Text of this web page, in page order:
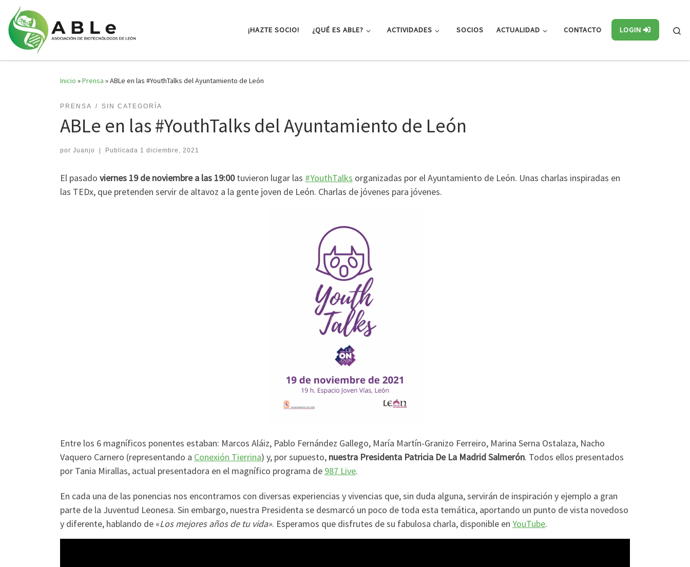
Saltar al contenido
¡HAZTE SOCIO! ¿QUÉ ES ABLE? ACTIVIDADES SOCIOS ACTUALIDAD CONTACTO LOGIN
Inicio »Prensa »ABLe en las #YouthTalks del Ayuntamiento de León
PRENSA SIN CATEGORÍA
ABLe en las #YouthTalks del Ayuntamiento de León
por Juanjo Publicada 1 diciembre, 2021
El pasado viernes 19 de noviembre a las 19:00tuvieron lugar las #YouthTalks organizadas por el Ayuntamiento de León. Unas charlas inspiradas en
las TEDx, que pretenden servir de altavoz a la gente joven de León. Charlas de jóvenes para jóvenes.
Entre los 6 magníficos ponentes estaban: Marcos Aláiz, Pablo Fernández Gallego, María Martín-Granizo Ferreiro, Marina Serna Ostalaza, Nacho
Vaquero Carnero (representando a Conexión Tierrina) y, por supuesto, nuestra Presidenta Patricia De La Madrid Salmerón. Todos ellos presentados
por Tania Mirallas, actual presentadora en el magnífico programa de 987 Live.
En cada una de las ponencias nos encontramos con diversas experiencias y vivencias que, sin duda alguna, servirán de inspiración y ejemplo a gran
parte de la Juventud Leonesa. Sin embargo, nuestra Presidenta se desmarcó un poco de toda esta temática, aportando un punto de vista novedoso
y diferente, hablando de «Los mejores años de tu vida». Esperamos que disfrutes de su fabulosa charla, disponible en YouTube.